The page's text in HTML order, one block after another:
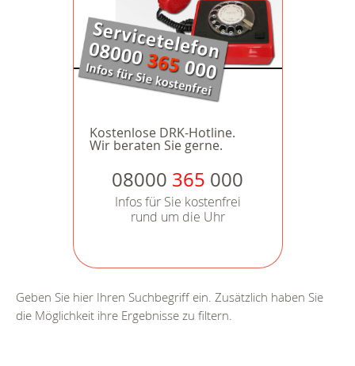
Kostenlose DRK-Hotline.
Wir beraten Sie gerne.
08000 365 000
Infos für Sie kostenfrei
rund um die Uhr
Geben Sie hier Ihren Suchbegriff ein. Zusätzlich haben Sie
die Möglichkeit ihre Ergebnisse zu filtern.